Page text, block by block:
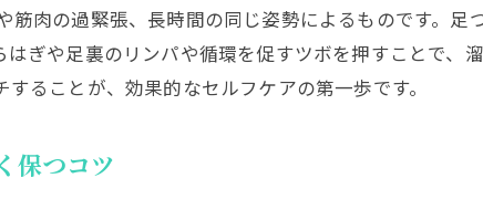
生活習慣の見直しと足つぼの重要性
パンパンに張る原因を知り正しくケアする方法
毎日できる足つぼセルフマッサージの基本手順
肉の過緊張、長時間の同じ姿勢によるものです。足
ぎや足裏のリンパや循環を促すツボを押すことで、
ることが、効果的なセルフケアの第一歩です。
保つコツ